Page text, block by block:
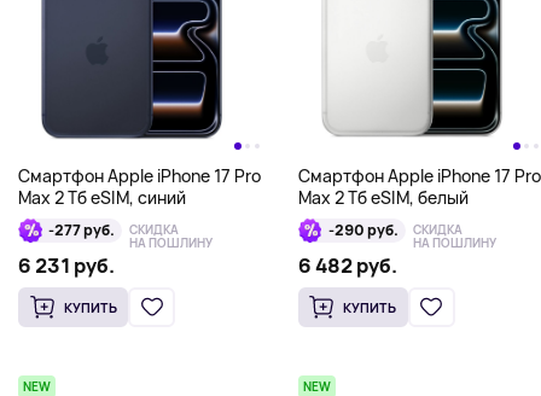
Смартфон Apple iPhone 17 Pro
Max 2 Тб eSIM, синий
-277 руб. СКИДКА
НА ПОШЛИНУ
6 231 руб.
КУПИТЬ
Смартфон Apple iPhone 17 Pro
Max 2 Тб eSIM, белый
-290 руб. СКИДКА
НА ПОШЛИНУ
6 482 руб.
КУПИТЬ
NEW NEW